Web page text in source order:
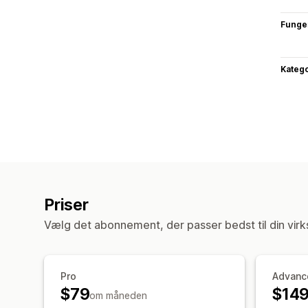
Priser
Vælg det abonnement, der passer bedst til din
Pro
$79om måneden